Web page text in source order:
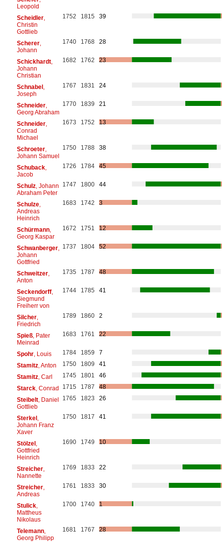
Leopold
Scheidler,
Christin
Gottlieb
1752 1815 39
Scherer,
Johann
1740 1768 28
Schickhardt,
Johann
Christian
1682 1762 23
Schnabel,
Joseph
1767 1831 24
Schneider,
Georg Abraham
1770 1839 21
Schneider,
Conrad
Michael
1673 1752 13
Schroeter,
Johann Samuel
1750 1788 38
Schuback,
Jacob
1726 1784 45
Schulz, Johann
Abraham Peter
1747 1800 44
Schulze,
Andreas
Heinrich
1683 1742 3
Schürmann,
Georg Kaspar
1672 1751 12
Schwanberger,
Johann
Gottfried
1737 1804 52
Schweitzer,
Anton
1735 1787 48
Seckendorff,
Siegmund
Freiherr von
1744 1785 41
Silcher,
Friedrich
1789 1860 2
Spieß, Pater
Meinrad
1683 1761 22
Spohr, Louis 1784 1859
7
Stamitz, Anton 1750 1809
41
Stamitz, Carl 1745 1801
46
Starck, Conrad 1715 1787
48
Steibelt, Daniel
Gottlieb
1765 1823 26
Sterkel,
Johann Franz
Xaver
1750 1817 41
Stölzel,
Gottfried
Heinrich
1690 1749 10
Streicher,
Nannette
1769 1833 22
Streicher,
Andreas
1761 1833 30
Stulick,
Mattheus
Nikolaus
1700 1740 1
Telemann,
Georg Philipp
1681 1767 28